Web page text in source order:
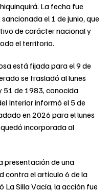
La fecha fue
el 1 de junio, que
de carácter nacional y
el territorio.
está fijada para el 9 de
se trasladó al lunes
51 de 1983, conocida
Interior informó el 5 de
en 2026 para el lunes
incorporada al
presentación de una
contra el artículo 6 de la
La Silla Vacía, la acción fue